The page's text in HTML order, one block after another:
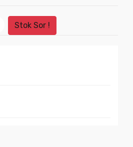
Stok Sor !